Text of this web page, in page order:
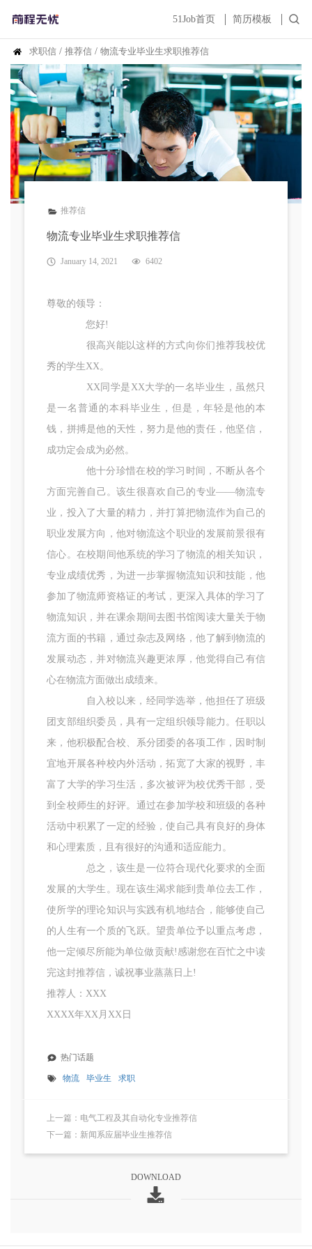
51Job首页 简历模板
求职信 / 推荐信 / 物流专业毕业生求职推荐信
推荐信
物流专业毕业生求职推荐信
January 14, 2021 6402
尊敬的领导：
您好!
很高兴能以这样的方式向你们推荐我校优
秀的学生XX。
XX同学是XX大学的一名毕业生，虽然只
是一名普通的本科毕业生，但是，年轻是他的本
钱，拼搏是他的天性，努力是他的责任，他坚信，
成功定会成为必然。
他十分珍惜在校的学习时间，不断从各个
方面完善自己。该生很喜欢自己的专业——物流专
业，投入了大量的精力，并打算把物流作为自己的
职业发展方向，他对物流这个职业的发展前景很有
信心。在校期间他系统的学习了物流的相关知识，
专业成绩优秀，为进一步掌握物流知识和技能，他
参加了物流师资格证的考试，更深入具体的学习了
物流知识，并在课余期间去图书馆阅读大量关于物
流方面的书籍，通过杂志及网络，他了解到物流的
发展动态，并对物流兴趣更浓厚，他觉得自己有信
心在物流方面做出成绩来。
自入校以来，经同学选举，他担任了班级
团支部组织委员，具有一定组织领导能力。任职以
来，他积极配合校、系分团委的各项工作，因时制
宜地开展各种校内外活动，拓宽了大家的视野，丰
富了大学的学习生活，多次被评为校优秀干部，受
到全校师生的好评。通过在参加学校和班级的各种
活动中积累了一定的经验，使自己具有良好的身体
和心理素质，且有很好的沟通和适应能力。
总之，该生是一位符合现代化要求的全面
发展的大学生。现在该生渴求能到贵单位去工作，
使所学的理论知识与实践有机地结合，能够使自己
的人生有一个质的飞跃。望贵单位予以重点考虑，
他一定倾尽所能为单位做贡献!感谢您在百忙之中读
完这封推荐信，诚祝事业蒸蒸日上!
推荐人：XXX
XXXX年XX月XX日
热门话题
物流 毕业生 求职
上一篇：电气工程及其自动化专业推荐信
下一篇：新闻系应届毕业生推荐信
DOWNLOAD